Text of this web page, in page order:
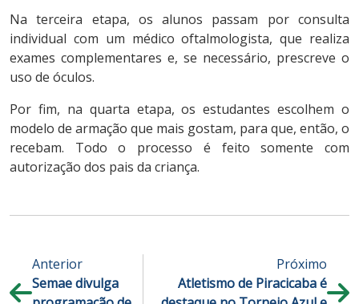
Na terceira etapa, os alunos passam por consulta
individual com um médico oftalmologista, que realiza
exames complementares e, se necessário, prescreve o
uso de óculos.
Por fim, na quarta etapa, os estudantes escolhem o
modelo de armação que mais gostam, para que, então, o
recebam. Todo o processo é feito somente com
autorização dos pais da criança.
Anterior
Semae divulga
Próximo
Atletismo de Piracicaba é